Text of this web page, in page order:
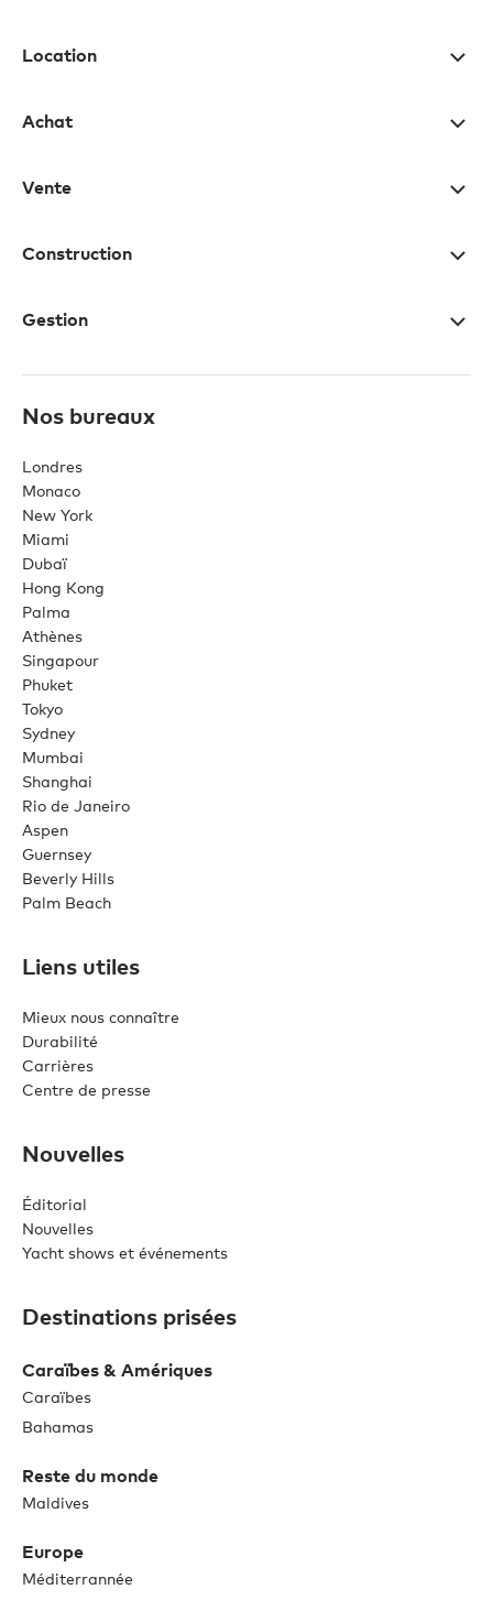
Location
Achat
Vente
Construction
Gestion
Nos bureaux
Londres
Monaco
New York
Miami
Dubaï
Hong Kong
Palma
Athènes
Singapour
Phuket
Tokyo
Sydney
Mumbai
Shanghai
Rio de Janeiro
Aspen
Guernsey
Beverly Hills
Palm Beach
Liens utiles
Mieux nous connaître
Durabilité
Carrières
Centre de presse
Nouvelles
Éditorial
Nouvelles
Yacht shows et événements
Destinations prisées
Caraïbes & Amériques
Caraïbes
Bahamas
Reste du monde
Maldives
Europe
Méditerrannée